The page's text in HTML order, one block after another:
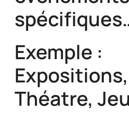
Exemple :
Théatre,